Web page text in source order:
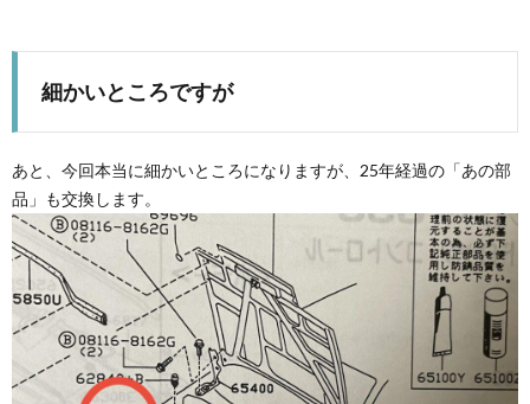
細かいところですが
あと、今回本当に細かいところになりますが、25年経過の「あの部
品」も交換します。